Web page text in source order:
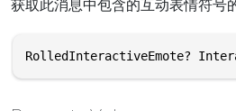
获取此消息中包含的互动表情符号
RolledInteractiveEmote?